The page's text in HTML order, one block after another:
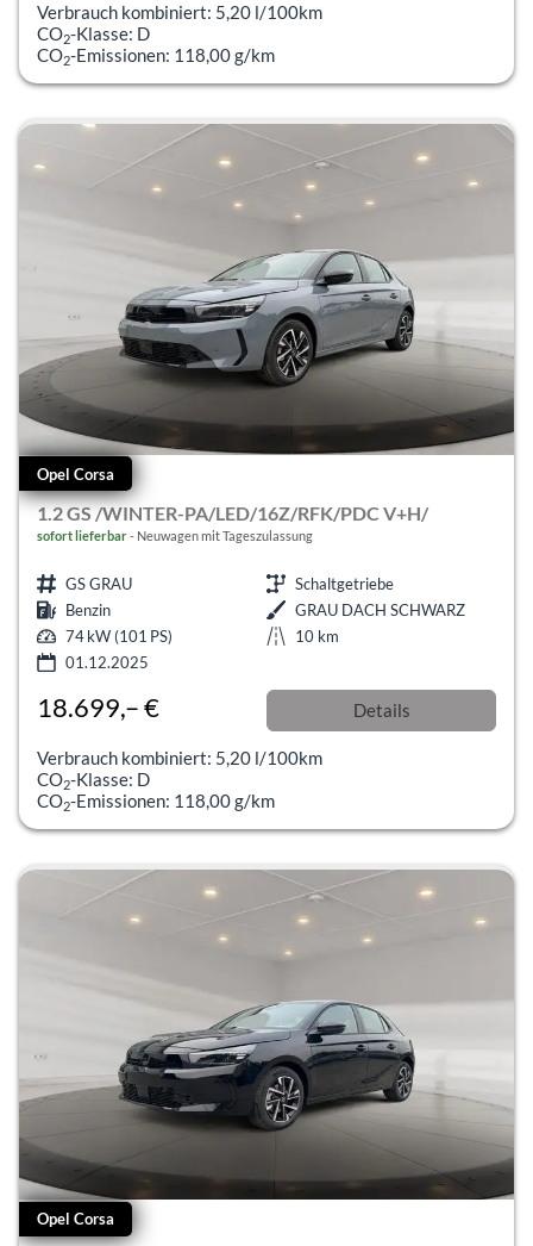
Verbrauch kombiniert: 5,20 l/100km
CO2-Klasse: D
CO2-Emissionen: 118,00 g/km
Opel Corsa
1.2 GS /WINTER-PA/LED/16Z/RFK/PDC V+H/
sofort lieferbar Neuwagen mit Tageszulassung
GS GRAU
Schaltgetriebe
Benzin
GRAU DACH SCHWARZ
74 kW (101 PS)
10 km
01.12.2025
18.699,– € Details
Verbrauch kombiniert: 5,20 l/100km
CO2-Klasse: D
CO2-Emissionen: 118,00 g/km
Opel Corsa